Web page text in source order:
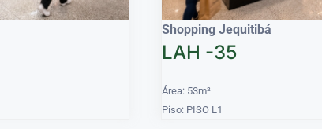
Shopping Jequitibá
LAH -35
Área: 53m²
Piso: PISO L1